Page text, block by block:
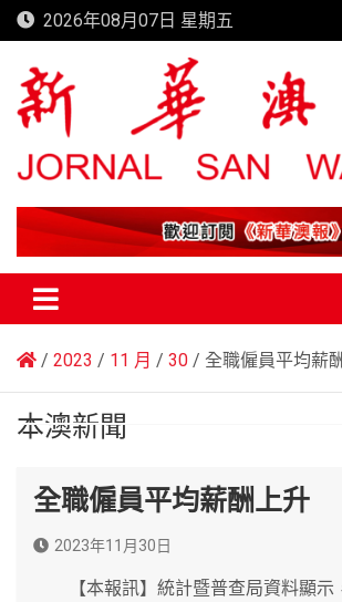
Skip
to
content
2026年08月07日 星期五
新華澳報
2023 11 月 30 全職僱員平均薪
本澳新聞
全職僱員平均薪酬上升
2023年11月30日
【本報訊】統計暨普查局資料顯示